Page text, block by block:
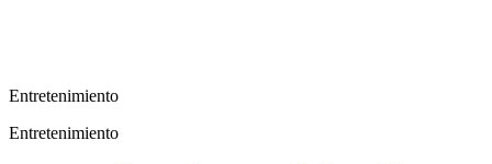
Entretenimiento
Entretenimiento